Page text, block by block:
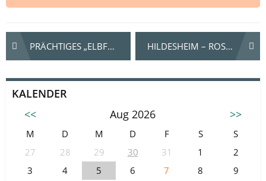
Beitrags-
Navigation
PRÄCHTIGES „ELBFLORENZ“ HILDESHEIM – ROSENZAUBER UND UNESCO-WELTKULTURERBE
KALENDER
<<
Aug 2026 >>
M D M D F S
S
27
28 29 30 31 1
2
3
4 5 6 7 8
9